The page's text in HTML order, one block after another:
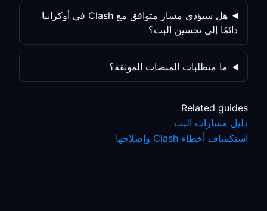
هل سيؤدي مسار متوافق مع Clash في أوكرانيا
دائمًا إلى تحسين البث؟
ما متطلبات المنصات الموثقة؟
Related guides
دليل مسارات البث
استكشاف أخطاء Clash وإصلاحها